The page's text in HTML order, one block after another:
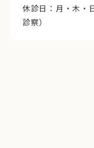
休診日：月・木・
診察）